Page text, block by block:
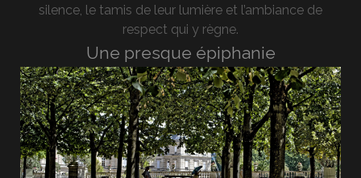
silence, le tamis de leur lumière et l’ambiance de
respect qui y règne.
Une presque épiphanie